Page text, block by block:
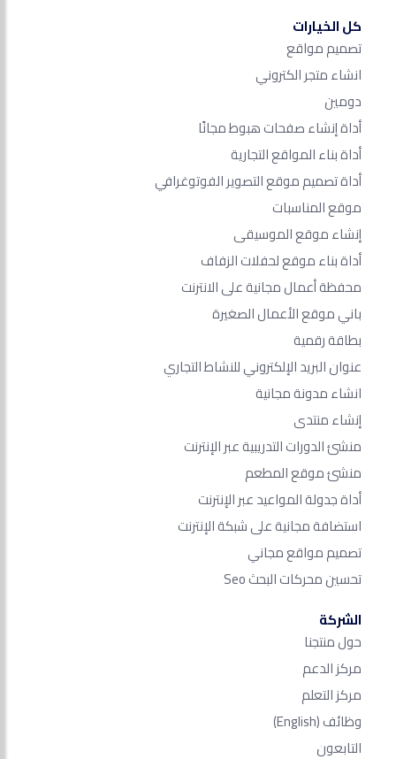
كل الخيارات
تصميم مواقع
انشاء متجر الكتروني
دومين
أداة إنشاء صفحات هبوط مجانًا
أداة بناء المواقع التجارية
أداة تصميم موقع التصوير الفوتوغرافي
موقع المناسبات
إنشاء موقع الموسيقى
أداة بناء موقع لحفلات الزفاف
محفظة أعمال مجانية على الانترنت
باني موقع الأعمال الصغيرة
بطاقة رقمية
عنوان البريد الإلكتروني للنشاط التجاري
انشاء مدونة مجانية
إنشاء منتدى
منشئ الدورات التدريبية عبر الإنترنت
منشئ موقع المطعم
أداة جدولة المواعيد عبر الإنترنت
استضافة مجانية على شبكة الإنترنت
تصميم مواقع مجاني
تحسين محركات البحث Seo​
الشركة
حول منتجنا
مركز الدعم
مركز التعلم
وظائف(English)
التابعون